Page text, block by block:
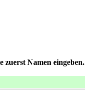
zuerst Namen eingeben.